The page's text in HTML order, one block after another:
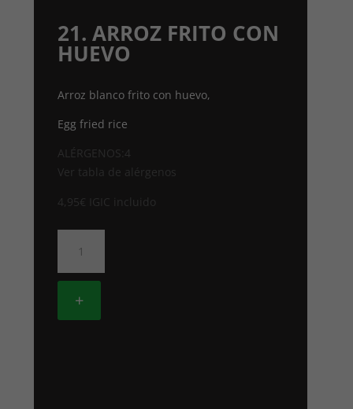
21. ARROZ FRITO CON
HUEVO
Arroz blanco frito con huevo,
Egg fried rice
ALÉRGENOS:4
Ver tabla de alérgenos
4,95€ IGIC incluido
ARROZ
FRITO
+